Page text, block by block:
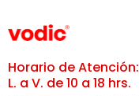
Horario de Atención:
L. a V. de 10 a 18 hrs.